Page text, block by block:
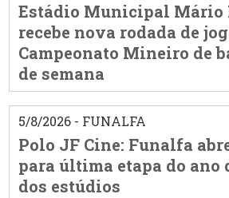
Estádio Municipal Mário
recebe nova rodada de
Campeonato Mineiro de
de semana
5/8/2026 - FUNALFA
Polo JF Cine: Funalfa
para última etapa do ano
dos estúdios